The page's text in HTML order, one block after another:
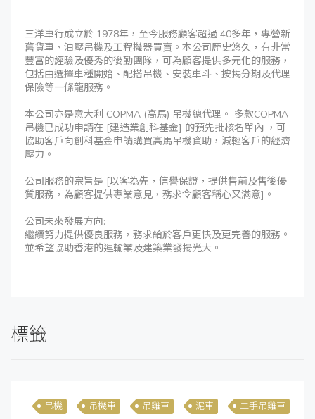
三洋車行成立於 1978年，至今服務顧客超過 40多年，專營新
舊貨車、油壓吊機及工程機器買賣。本公司歷史悠久，有非常
豐富的經驗及優秀的後勤團隊，可為顧客提供多元化的服務，
包括由選擇車種開始、配搭吊機、安裝車斗、按揭分期及代理
保險等一條龍服務。
本公司亦是意大利 COPMA (高馬) 吊機總代理。 多款COPMA
吊機已成功申請在 [建造業創科基金] 的預先批核名單內 ，可
協助客戶向創科基金申請購買高馬吊機資助，減輕客戶的經濟
壓力。
公司服務的宗旨是 [以客為先，信譽保證，提供售前及售後優
質服務，為顧客提供專業意見，務求令顧客稱心又滿意]。
公司未來發展方向:
繼續努力提供優良服務，務求給於客戶更快及更完善的服務。
並希望協助香港的運輸業及建築業發揚光大。
標籤
吊機 吊機車 吊雞車 泥車 二手吊雞車